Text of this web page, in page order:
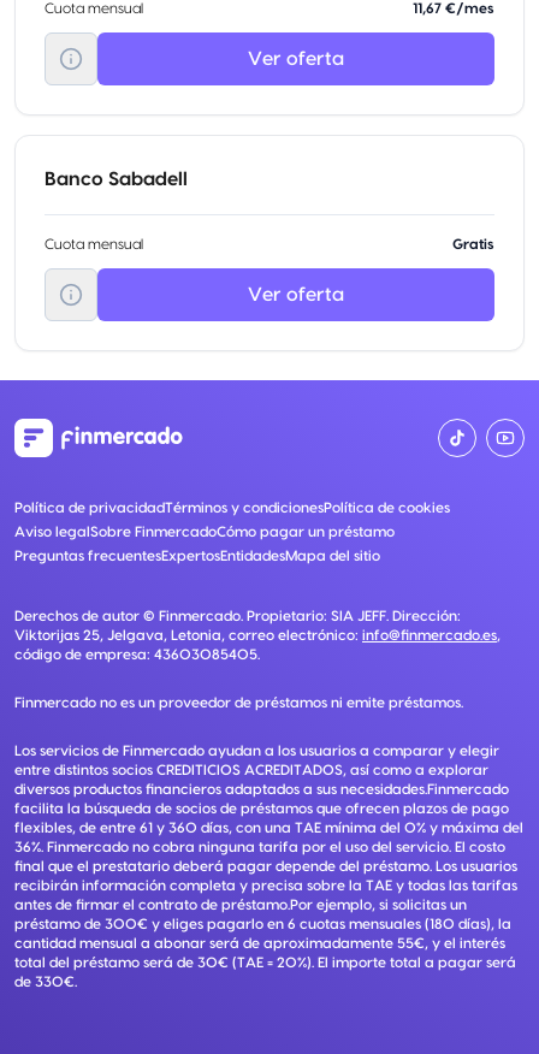
Cuota mensual 11,67 €/mes
Ver oferta
Banco Sabadell
Cuota mensual Gratis
Ver oferta
Política de privacidadTérminos y condicionesPolítica de cookies
Aviso legalSobre FinmercadoCómo pagar un préstamo
Preguntas frecuentesExpertosEntidadesMapa del sitio
Derechos de autor © Finmercado. Propietario: SIA JEFF. Dirección:
Viktorijas 25, Jelgava, Letonia, correo electrónico: info@finmercado.es,
código de empresa: 43603085405.
Finmercado no es un proveedor de préstamos ni emite préstamos.
Los servicios de Finmercado ayudan a los usuarios a comparar y elegir
entre distintos socios CREDITICIOS ACREDITADOS, así como a explorar
diversos productos financieros adaptados a sus necesidades.Finmercado
facilita la búsqueda de socios de préstamos que ofrecen plazos de pago
flexibles, de entre 61 y 360 días, con una TAE mínima del 0% y máxima del
36%. Finmercado no cobra ninguna tarifa por el uso del servicio. El costo
final que el prestatario deberá pagar depende del préstamo. Los usuarios
recibirán información completa y precisa sobre la TAE y todas las tarifas
antes de firmar el contrato de préstamo.Por ejemplo, si solicitas un
préstamo de 300€ y eliges pagarlo en 6 cuotas mensuales (180 días), la
cantidad mensual a abonar será de aproximadamente 55€, y el interés
total del préstamo será de 30€ (TAE = 20%). El importe total a pagar será
de 330€.